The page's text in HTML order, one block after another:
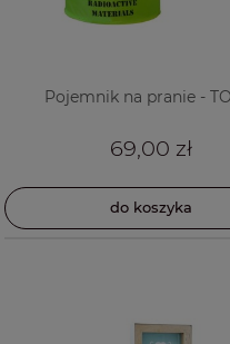
Pojemnik na pranie -
69,00 zł
do koszyka